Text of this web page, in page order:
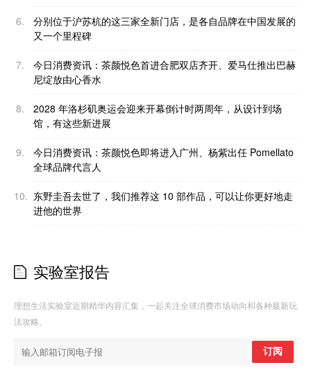
6.
分别位于沪苏杭的这三家全新门店，是各自品牌在中国发展的
又一个里程碑
7.
今日消费资讯：茶颜悦色首进合肥双店齐开、爱马仕推出巴赫
尼绽放由心香水
8.
2028 年洛杉矶奥运会迎来开幕倒计时两周年，从设计到场
馆，有这些新进展
9.
今日消费资讯：茶颜悦色即将进入广州、杨紫出任 Pomellato
全球品牌代言人
10. 东野圭吾去世了，我们推荐这 10 部作品，可以让你更好地走
进他的世界
实验室报告
理想生活实验室近期精华内容汇集，一起关注全球消费市场动向和各种最新玩
法攻略。